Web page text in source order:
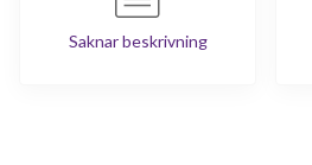
Saknar beskrivning